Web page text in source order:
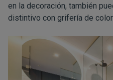
en la decoración, también
distintivo con grifería de color